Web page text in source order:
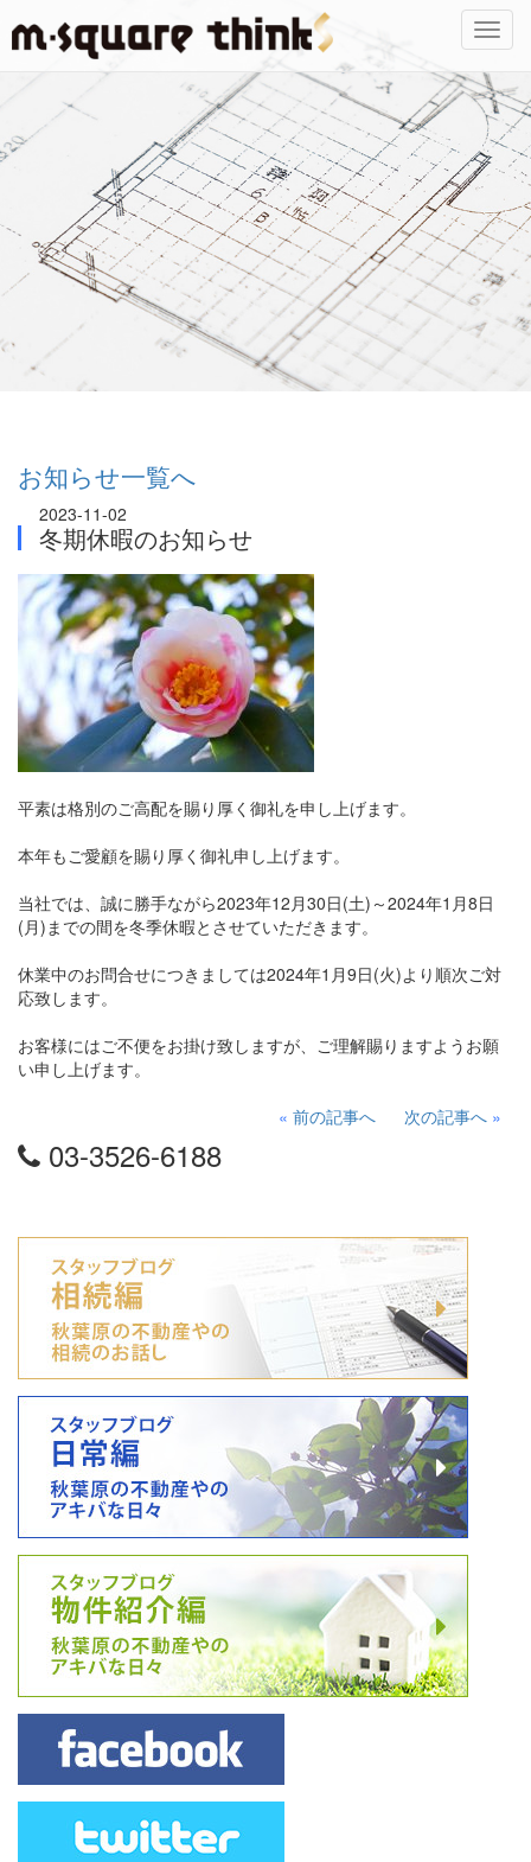
お知らせ一覧へ
2023-11-02
冬期休暇のお知らせ
平素は格別のご高配を賜り厚く御礼を申し上げます。
本年もご愛顧を賜り厚く御礼申し上げます。
当社では、誠に勝手ながら2023年12月30日(土)～2024年1月8日
(月)までの間を冬季休暇とさせていただきます。
休業中のお問合せにつきましては2024年1月9日(火)より順次ご対
応致します。
お客様にはご不便をお掛け致しますが、ご理解賜りますようお願
い申し上げます。
« 前の記事へ 次の記事へ »
03-3526-6188